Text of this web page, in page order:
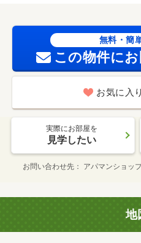
無料・簡
この物件に
お気に入
実際にお部屋を
見学したい
お問い合わせ先 アパマンショ
地